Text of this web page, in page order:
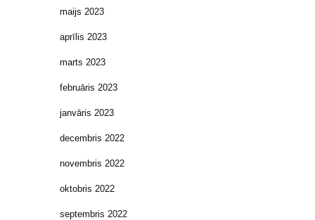
maijs 2023
aprīlis 2023
marts 2023
februāris 2023
janvāris 2023
decembris 2022
novembris 2022
oktobris 2022
septembris 2022